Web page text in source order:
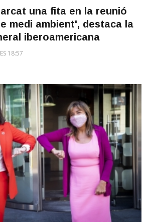
una fita en la reunió
medi ambient', destaca la
iberoamericana
18:57